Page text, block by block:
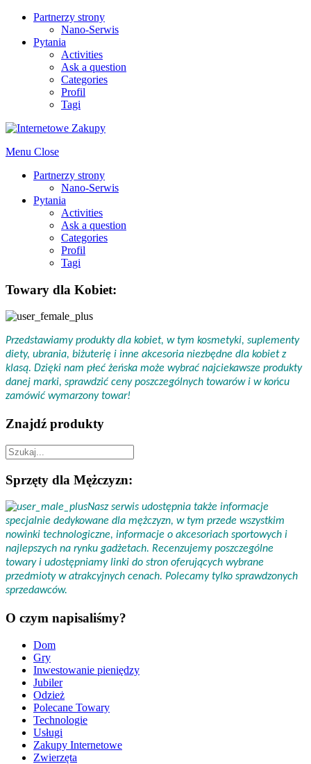
Partnerzy strony
Nano-Serwis
Pytania
Activities
Ask a question
Categories
Profil
Tagi
Menu Close
Partnerzy strony
Nano-Serwis
Pytania
Activities
Ask a question
Categories
Profil
Tagi
Towary dla Kobiet:
Przedstawiamy produkty dla kobiet, w tym kosmetyki, suplementy
diety, ubrania, biżuterię i inne akcesoria niezbędne dla kobiet z
klasą. Dzięki nam płeć żeńska może wybrać najciekawsze produkty
danej marki, sprawdzić ceny poszczególnych towarów i w końcu
zamówić wymarzony towar!
Znajdź produkty
Sprzęty dla Mężczyzn:
Nasz serwis udostępnia także informacje
specjalnie dedykowane dla mężczyzn, w tym przede wszystkim
nowinki technologiczne, informacje o akcesoriach sportowych i
najlepszych na rynku gadżetach. Recenzujemy poszczególne
towary i udostępniamy linki do stron oferujących wybrane
przedmioty w atrakcyjnych cenach. Polecamy tylko sprawdzonych
sprzedawców.
O czym napisaliśmy?
Dom
Gry
Inwestowanie pieniędzy
Jubiler
Odzież
Polecane Towary
Technologie
Usługi
Zakupy Internetowe
Zwierzęta